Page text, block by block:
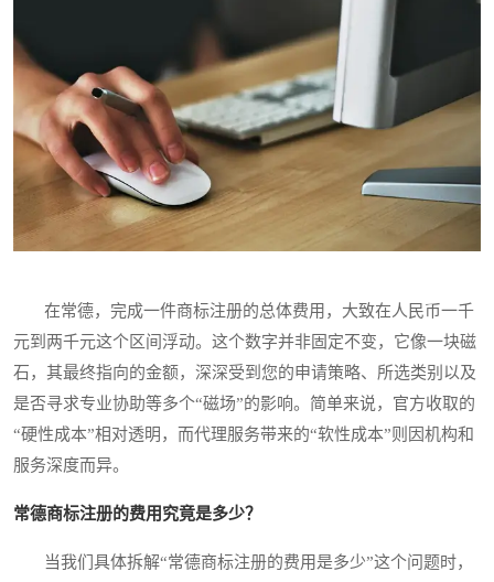
在常德，完成一件商标注册的总体费用，大致在人民币一千
元到两千元这个区间浮动。这个数字并非固定不变，它像一块磁
石，其最终指向的金额，深深受到您的申请策略、所选类别以及
是否寻求专业协助等多个“磁场”的影响。简单来说，官方收取的
“硬性成本”相对透明，而代理服务带来的“软性成本”则因机构和
服务深度而异。
常德商标注册的费用究竟是多少？
当我们具体拆解“常德商标注册的费用是多少”这个问题时，